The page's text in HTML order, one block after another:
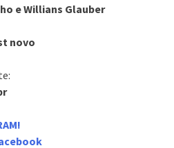
e Willians Glauber
novo